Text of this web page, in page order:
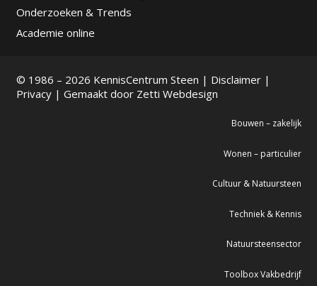
Onderzoeken & Trends
Academie online
© 1986 – 2026 KennisCentrum Steen | Disclaimer|
Privacy| Gemaakt door Zetti Webdesign
Bouwen – zakelijk
Wonen – particulier
Cultuur & Natuursteen
Techniek & Kennis
Natuursteensector
Toolbox Vakbedrijf